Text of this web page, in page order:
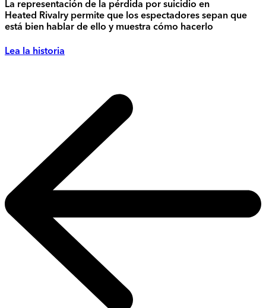
La representación de la pérdida por suicidio en
Heated Rivalry permite que los espectadores sepan que
está bien hablar de ello y muestra cómo hacerlo
Lea la historia